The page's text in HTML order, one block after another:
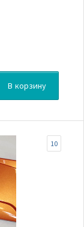
В корзину
10